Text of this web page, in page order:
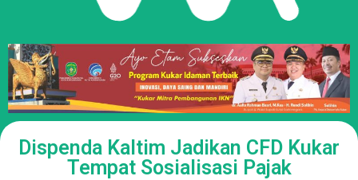
Dispenda Kaltim Jadikan CFD Kukar
Tempat Sosialisasi Pajak